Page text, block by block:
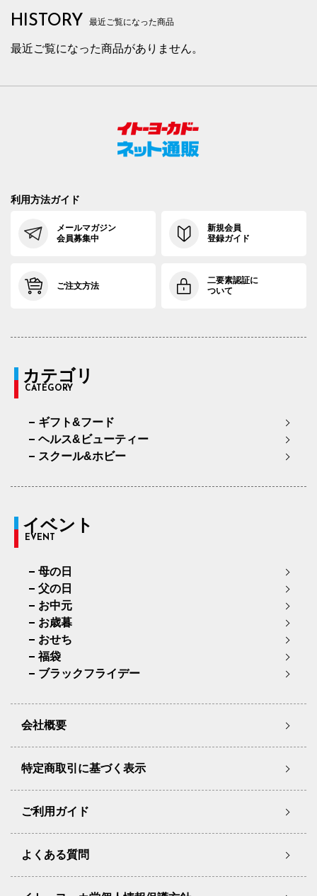
HISTORY 最近ご覧になった商品
最近ご覧になった商品がありません。
利用方法ガイド
メールマガジン
会員募集中
新規会員
登録ガイド
ご注文方法
二要素認証に
ついて
カテゴリ
CATEGORY
ギフト&フード
ヘルス&ビューティー
スクール&ホビー
イベント
EVENT
母の日
父の日
お中元
お歳暮
おせち
福袋
ブラックフライデー
会社概要
特定商取引に基づく表示
ご利用ガイド
よくある質問